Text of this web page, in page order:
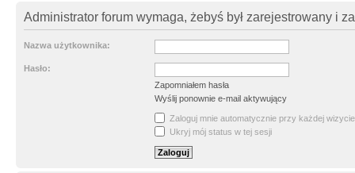
Administrator forum wymaga, żebyś był zarejestrowany i
Nazwa użytkownika:
Hasło:
Zapomniałem hasła
Wyślij ponownie e-mail aktywujący
Zaloguj mnie automatycznie przy każdej wizycie
Ukryj mój status w tej sesji